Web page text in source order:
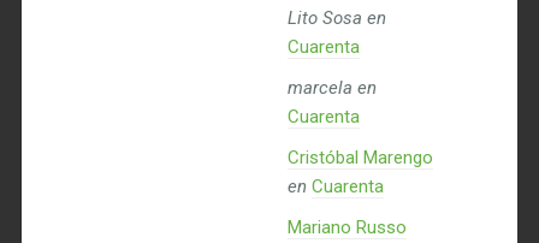
Lito Sosa en
Cuarenta
marcela en
Cuarenta
Cristóbal Marengo
en Cuarenta
Mariano Russo